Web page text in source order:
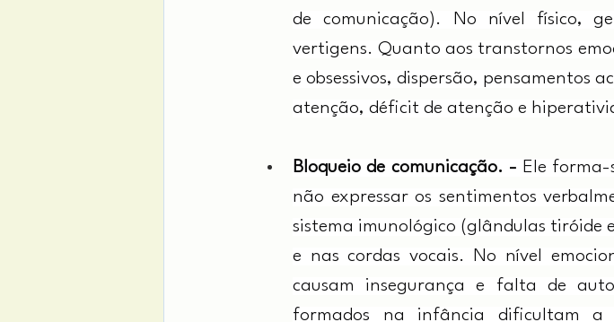
de comunicação). No nível físico,
vertigens. Quanto aos transtornos
e obsessivos, dispersão, pensamentos
atenção, déficit de atenção e
Bloqueio de comunicação. - Ele forma-
não expressar os sentimentos
sistema imunológico (glândulas tiróide
e nas cordas vocais. No nível
causam insegurança e falta de
formados na infância dificultam a